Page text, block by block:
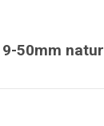
50mm natur